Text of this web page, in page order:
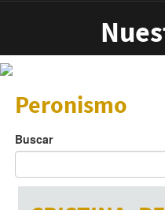
Peronismo
Buscar